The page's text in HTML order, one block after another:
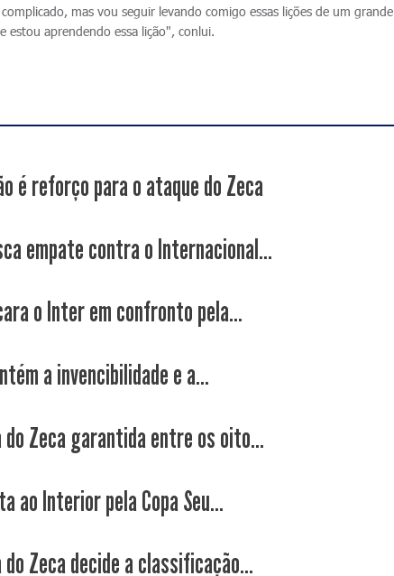
mas vou seguir levando comigo essas lições de um grande
estou aprendendo essa lição", conlui.
é reforço para o ataque do Zeca
empate contra o Internacional...
o Inter em confronto pela...
a invencibilidade e a...
do Zeca garantida entre os oito...
ao Interior pela Copa Seu...
do Zeca decide a classificação...